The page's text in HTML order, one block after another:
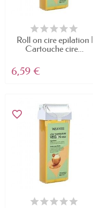
Roll on cire epilation |
Cartouche cire...
6,59 €
favorite_border